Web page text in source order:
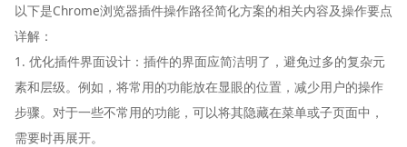
以下是Chrome浏览器插件操作路径简化方案的相关内容及操作要点
详解：
1. 优化插件界面设计：插件的界面应简洁明了，避免过多的复杂元
素和层级。例如，将常用的功能放在显眼的位置，减少用户的操作
步骤。对于一些不常用的功能，可以将其隐藏在菜单或子页面中，
需要时再展开。